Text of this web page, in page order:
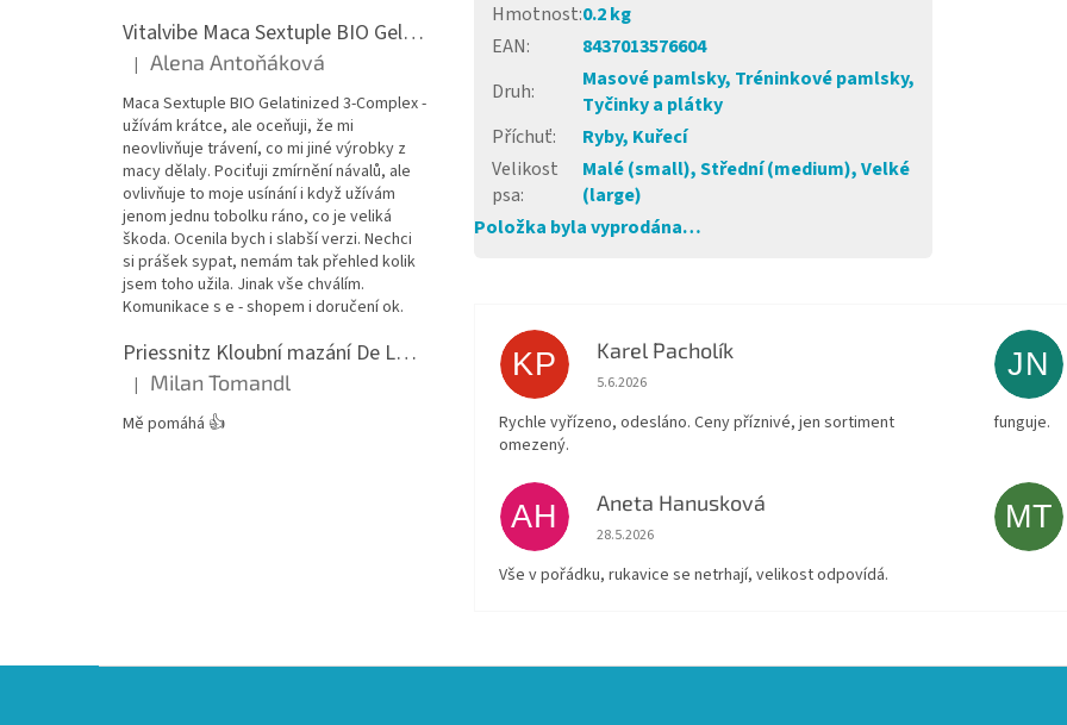
Vitalvibe Maca Sextuple BIO Gelatinized 3-Complex, 60 kapslí
Hodnocení produktu je 5 z 5 hvězdiček.
| Alena Antoňáková
Maca Sextuple BIO Gelatinized 3-Complex -
užívám krátce, ale oceňuji, že mi
neovlivňuje trávení, co mi jiné výrobky z
macy dělaly. Pociťuji zmírnění návalů, ale
ovlivňuje to moje usínání i když užívám
jenom jednu tobolku ráno, co je veliká
škoda. Ocenila bych i slabší verzi. Nechci
si prášek sypat, nemám tak přehled kolik
jsem toho užila. Jinak vše chválím.
Komunikace s e - shopem i doručení ok.
Priessnitz Kloubní mazání De Luxe, 200ml
Hodnocení produktu je 5 z 5 hvězdiček.
| Milan Tomandl
Mě pomáhá 👍
Hmotnost:0.2 kg
EAN:
8437013576604
Druh:
Masové pamlsky, Tréninkové pamlsky,
Tyčinky a plátky
Příchuť:
Ryby, Kuřecí
Velikost
psa:
Malé (small), Střední (medium), Velké
(large)
Položka byla vyprodána…
KP Karel Pacholík
Hodnocení obchodu je 4 z 5 hvězdiček.
5.6.2026
Rychle vyřízeno, odesláno. Ceny příznivé, jen sortiment
omezený.
JN
funguje.
AH Aneta Hanusková
Hodnocení obchodu je 5 z 5 hvězdiček.
28.5.2026
Vše v pořádku, rukavice se netrhají, velikost odpovídá.
MT